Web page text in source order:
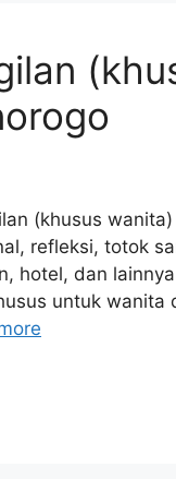
(khusus
refleksi, totok
hotel, dan
untuk